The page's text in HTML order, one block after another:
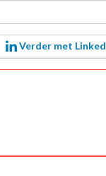
Verder met